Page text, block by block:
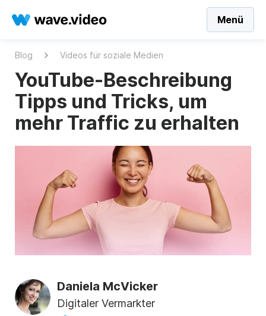
Menü
Blog Videos für soziale Medien
YouTube-Beschreibung
Tipps und Tricks, um
mehr Traffic zu erhalten
Daniela McVicker
Digitaler Vermarkter